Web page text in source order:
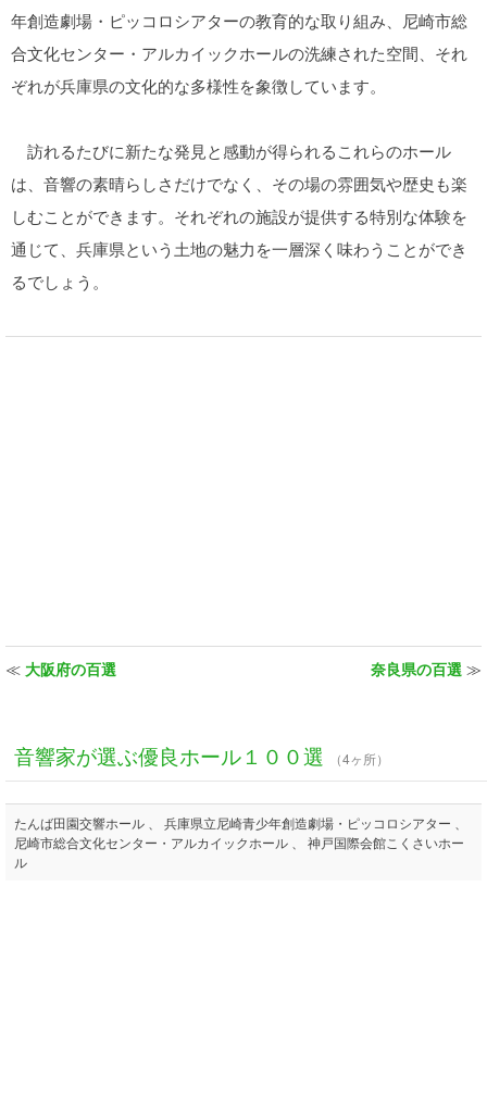
年創造劇場・ピッコロシアターの教育的な取り組み、尼崎市総
合文化センター・アルカイックホールの洗練された空間、それ
ぞれが兵庫県の文化的な多様性を象徴しています。
訪れるたびに新たな発見と感動が得られるこれらのホール
は、音響の素晴らしさだけでなく、その場の雰囲気や歴史も楽
しむことができます。それぞれの施設が提供する特別な体験を
通じて、兵庫県という土地の魅力を一層深く味わうことができ
るでしょう。
≪ 大阪府の百選 奈良県の百選 ≫
音響家が選ぶ優良ホール１００選 （4ヶ所）
たんば田園交響ホール 、 兵庫県立尼崎青少年創造劇場・ピッコロシアター 、
尼崎市総合文化センター・アルカイックホール 、 神戸国際会館こくさいホー
ル